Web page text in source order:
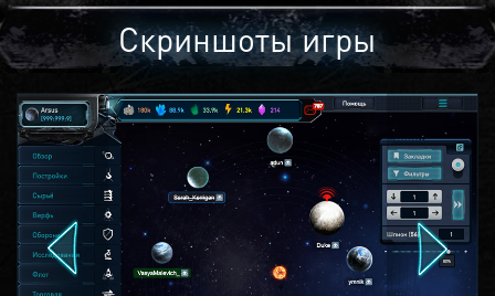
Скриншоты игры